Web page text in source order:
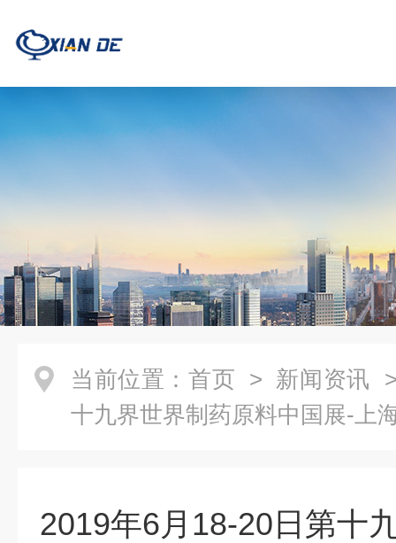
当前位置： 首页 > 新闻资讯
十九界世界制药原料中国展-上
2019年6月18-20日第十